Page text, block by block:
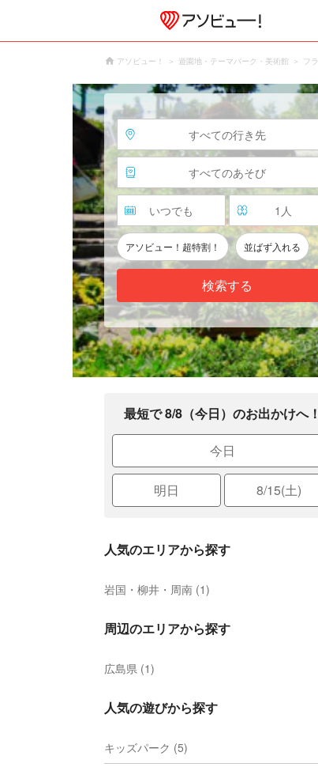
アソビュー！ 遊園地・テーマパーク・美術館 フ
すべての行き先
すべてのあそび
いつでも 1 人
アソビュー！超特割！ 並ばず入れる
検索する
最短で 8/8（今日）のお出かけへ！
今日
明日 8/15(土)
人気のエリアから探す
岩国・柳井・周南 (1)
周辺のエリアから探す
広島県 (1)
人気の遊びから探す
キッズパーク (5)